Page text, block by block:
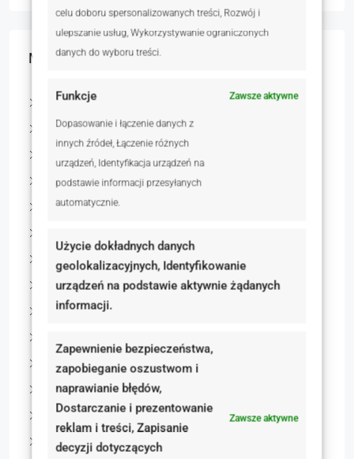
celu doboru spersonalizowanych treści, Rozwój i
ulepszanie usług, Wykorzystywanie ograniczonych
danych do wyboru treści.
Funkcje Zawsze aktywne
Dopasowanie i łączenie danych z
innych źródeł, Łączenie różnych
urządzeń, Identyfikacja urządzeń na
podstawie informacji przesyłanych
automatycznie.
Użycie dokładnych danych
geolokalizacyjnych, Identyfikowanie
urządzeń na podstawie aktywnie żądanych
informacji.
Zapewnienie bezpieczeństwa,
zapobieganie oszustwom i
naprawianie błędów,
Dostarczanie i prezentowanie
reklam i treści, Zapisanie
decyzji dotyczących
Zawsze aktywne
Miasta
Poznań
Bytom
Gliwice
Bielsko-Biała
Boguchwałowice
Jaromierz
Niewiesze
Kostrzyn
Gowarzewo
Jaglice
Lubliniec